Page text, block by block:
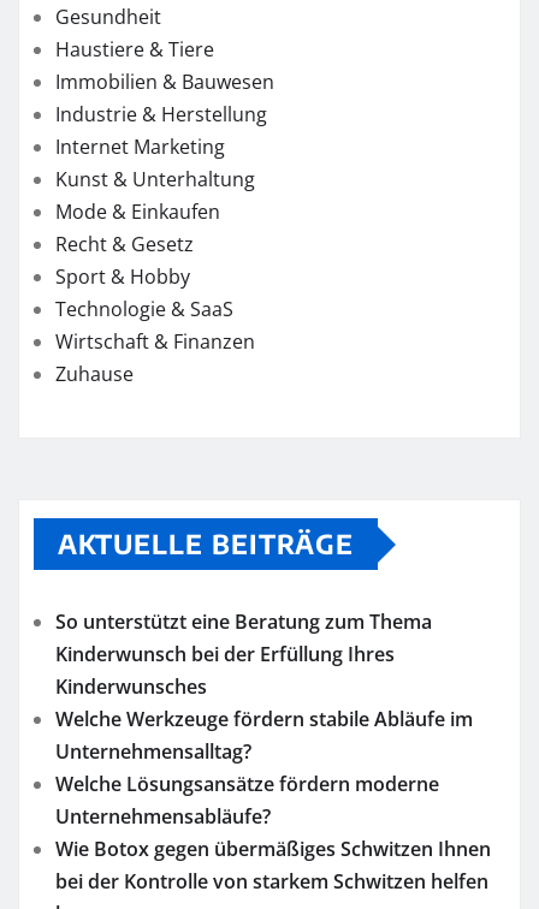
Gesundheit
Haustiere & Tiere
Immobilien & Bauwesen
Industrie & Herstellung
Internet Marketing
Kunst & Unterhaltung
Mode & Einkaufen
Recht & Gesetz
Sport & Hobby
Technologie & SaaS
Wirtschaft & Finanzen
Zuhause
AKTUELLE BEITRÄGE
So unterstützt eine Beratung zum Thema
Kinderwunsch bei der Erfüllung Ihres
Kinderwunsches
Welche Werkzeuge fördern stabile Abläufe im
Unternehmensalltag?
Welche Lösungsansätze fördern moderne
Unternehmensabläufe?
Wie Botox gegen übermäßiges Schwitzen Ihnen
bei der Kontrolle von starkem Schwitzen helfen